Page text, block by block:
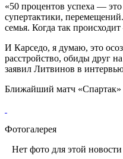
«50 процентов успеха —
супертактики,
семья. Когда так
И Карседо, я думаю, это
расстройство, обиды друг
заявил Литвинов в
Ближайший матч «Спартак»
Фотогалерея
Нет фото для этой новости